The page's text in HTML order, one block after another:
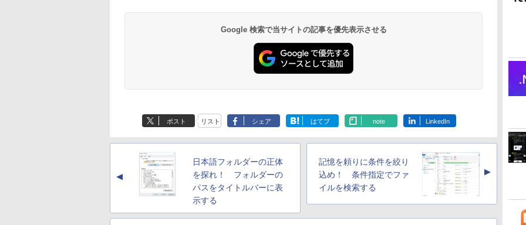
ド、Touch ID - ミッ
ドナイト
バーチャルアイテム
を含む】 【オンライ
ブロックス | オンラ
インコード版
￥1,300
2024(最新 永続版)|オ
ンラインコード
10/mac対応|PC2台
￥39,582
定バーチャルアイテ
ムを含む】 【オンラ
ロブロックス | オン
￥3,200
バーチャルアイテム
を含む】 【オンライ
ブロックス |オンライ
￥1,600
版)|オンラインコード
版|Windows11、
￥37,224
￥1,766
出す プロンプトの言
葉 AI画像生成シリー
Labo)
￥480
非エンジニア 初心者
素人 でも安心 使い方
もコンテンツ作成に
非エンジニアのため
のAIコーディング入
門シリーズ
￥99
ハードウェア・市販
ソフトウェアのパー
新エミュレータ紹介
￥1,600
ザイン入門講座［第2
版］
￥2,326
7インチディスプレ
イ、色調調節ライ
テリー、広告なし、
ブラック
￥27,980
ない、大きな画面で
読みやすい、6週間持
チディスプレイ電子
ック、16GB、広告な
し
￥19,980
ション (32GB) 7イン
チディスプレイ、明
調節ライト、12週間
告なし、メタリック
ブラック
￥32,980
トレージ、防水、7イ
ンチカラーディスプ
ト、最大8週間持続バ
し、ブラック (2025
年発売)
￥39,980
インチカラーディスプ
レイ、64GBストレー
明るさ自動調整、色調
調節ライト、プレミア
ムペン付き、グラファ
イト
￥115,980
Google 検索で当サイトの記事を優先表示させる
ポスト リスト シェア はてブ note LinkedIn
▲
日本語フォルダーの正体
を探れ！ フォルダーの
パスをタイトルバーに表
示する
記憶を頼りに条件を絞り
込め！ 条件指定でファ
イルを検索する
▲